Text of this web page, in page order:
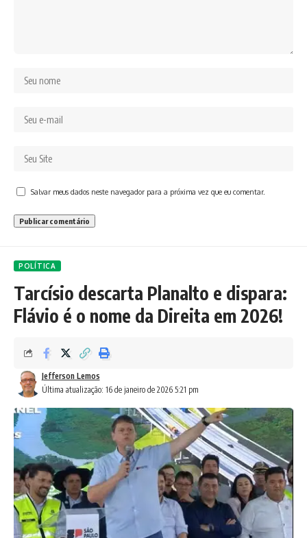
Salvar meus dados neste navegador para a próxima vez que eu comentar.
POLÍTICA
Tarcísio descarta Planalto e dispara:
Flávio é o nome da Direita em 2026!
Última atualização: 16 de janeiro de 2026 5:21 pm
Jefferson Lemos